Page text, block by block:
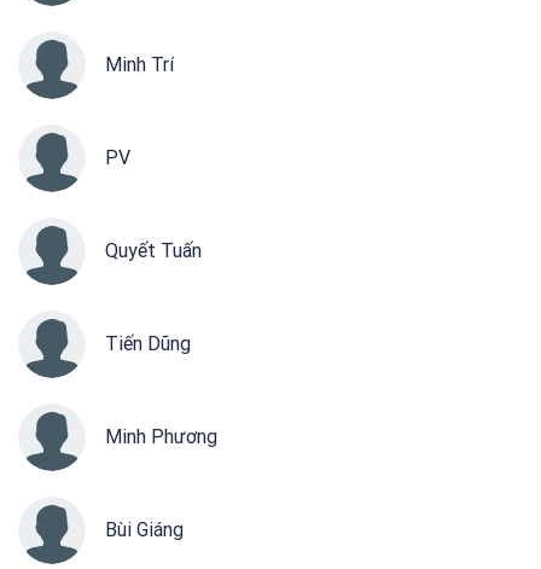
Minh Trí
PV
Quyết Tuấn
Tiến Dũng
Minh Phương
Bùi Giáng